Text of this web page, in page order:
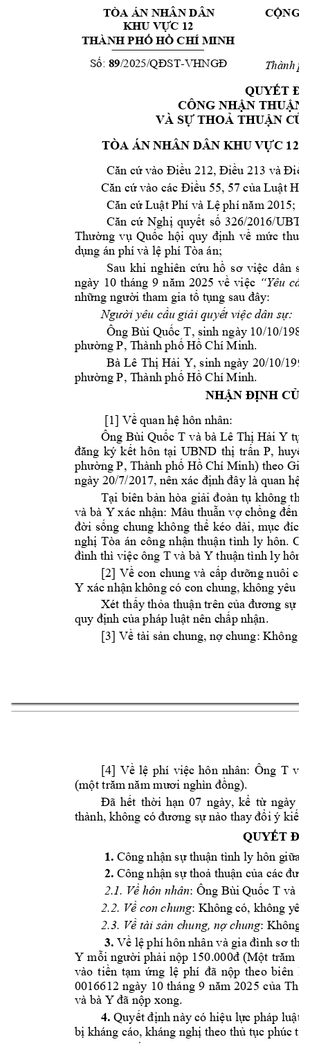
QUYẾT
CÔNG NHẬN THUẬN
VÀ SỰ THOẢ THUẬN C
TÒA ÁN NHÂN DÂN KHU VỰC 12

 
 
    
        

       
        “Yêu cầ
 
Người yêu cầu giải quyết việc dân sự:
  
.
    ,  
.
NHẬN ĐỊNH
 
          
     UBND th trn P, 
) theo Gi

       
  Y    
        
        
  T Y 
      
Y 
    


TÒA ÁN NHÂN DÂN
KHU VỰC 12
THÀNH PHỐ HỒ CHÍ MINH
 89-
CỘNG
Thành
        T 

        

QUYẾT
1. 
2. 
2.1. Về hôn nhâng 
2.2. Về con chung: 
2.3. Về tài sản chung, nợ chung
3. 
Y       
         
        
 Y 
4. 
